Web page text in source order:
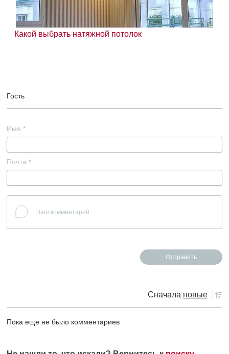
Какой выбрать натяжной потолок
Гость
Имя *
Почта *
Сначала новые
Пока еще не было комментариев